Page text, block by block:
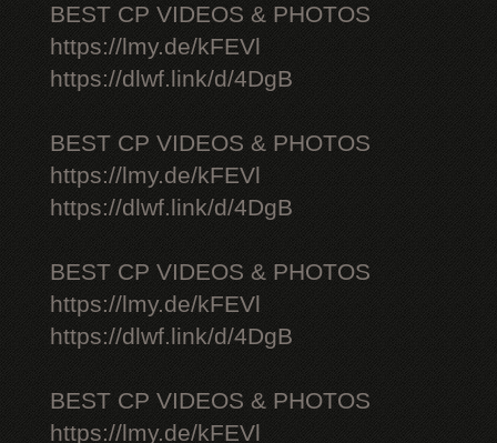
BEST CP VIDEOS & PHOTOS
https://lmy.de/kFEVl
https://dlwf.link/d/4DgB
BEST CP VIDEOS & PHOTOS
https://lmy.de/kFEVl
https://dlwf.link/d/4DgB
BEST CP VIDEOS & PHOTOS
https://lmy.de/kFEVl
https://dlwf.link/d/4DgB
BEST CP VIDEOS & PHOTOS
https://lmy.de/kFEVl